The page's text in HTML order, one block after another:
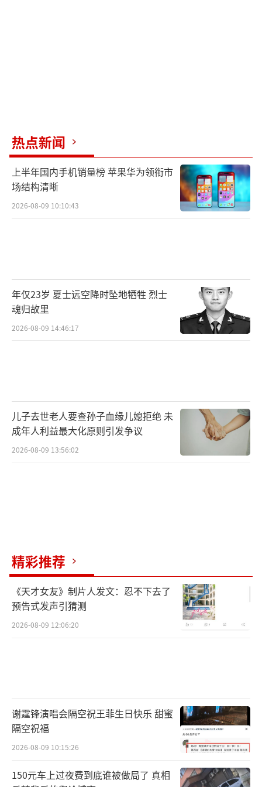
山。（责任编辑：张佳鑫 0764）
热点新闻
上半年国内手机销量榜 苹果华为领衔市
场结构清晰
2026-08-09 10:10:43
年仅23岁 夏士远空降时坠地牺牲 烈士
魂归故里
2026-08-09 14:46:17
儿子去世老人要查孙子血缘儿媳拒绝 未
成年人利益最大化原则引发争议
2026-08-09 13:56:02
精彩推荐
《天才女友》制片人发文：忍不下去了
预告式发声引猜测
2026-08-09 12:06:20
谢霆锋演唱会隔空祝王菲生日快乐 甜蜜
隔空祝福
2026-08-09 10:15:26
150元车上过夜费到底谁被做局了 真相